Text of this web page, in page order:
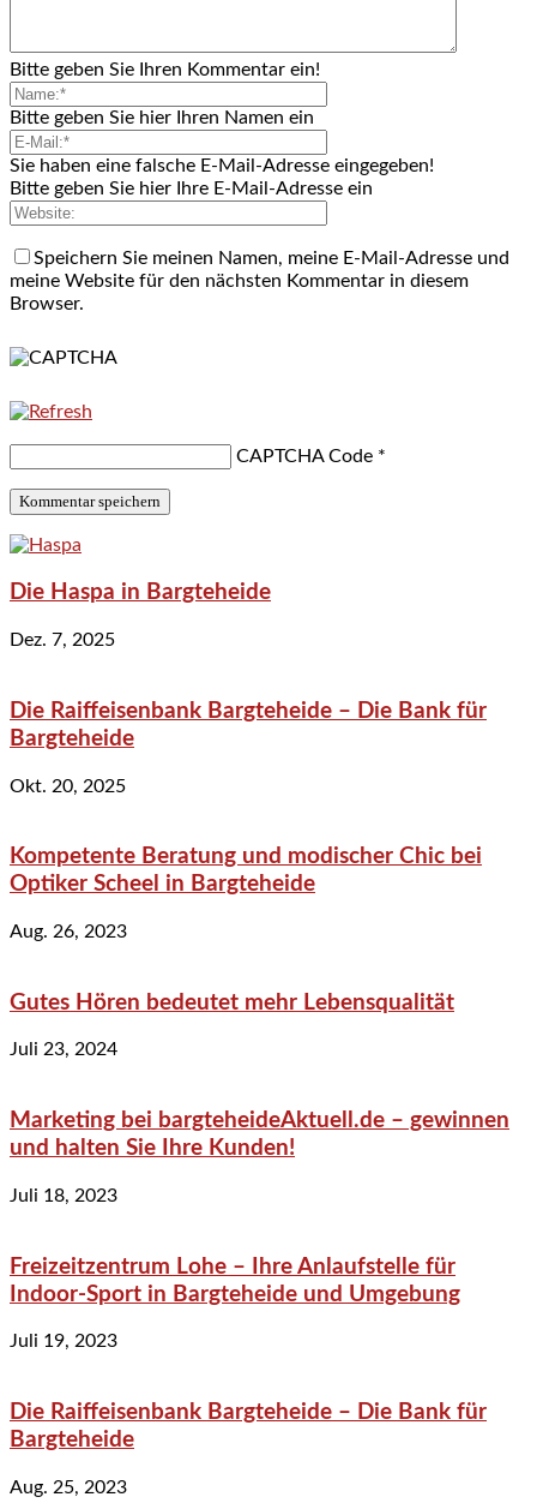
Bitte geben Sie Ihren Kommentar ein!
Bitte geben Sie hier Ihren Namen ein
Sie haben eine falsche E-Mail-Adresse eingegeben!
Bitte geben Sie hier Ihre E-Mail-Adresse ein
Speichern Sie meinen Namen, meine E-Mail-Adresse und
meine Website für den nächsten Kommentar in diesem
Browser.
CAPTCHA Code *
Die Haspa in Bargteheide
Dez. 7, 2025
Die Raiffeisenbank Bargteheide – Die Bank für
Bargteheide
Okt. 20, 2025
Kompetente Beratung und modischer Chic bei
Optiker Scheel in Bargteheide
Aug. 26, 2023
Gutes Hören bedeutet mehr Lebensqualität
Juli 23, 2024
Marketing bei bargteheideAktuell.de – gewinnen
und halten Sie Ihre Kunden!
Juli 18, 2023
Freizeitzentrum Lohe – Ihre Anlaufstelle für
Indoor-Sport in Bargteheide und Umgebung
Juli 19, 2023
Die Raiffeisenbank Bargteheide – Die Bank für
Bargteheide
Aug. 25, 2023